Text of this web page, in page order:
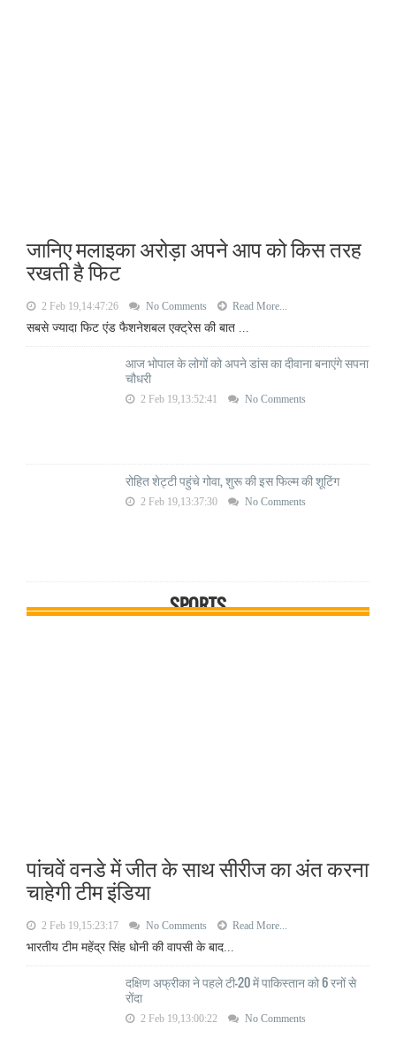
जानिए मलाइका अरोड़ा अपने आप को किस तरह
रखती है फिट
2 Feb 19,14:47:26 No Comments Read More...
सबसे ज्यादा फिट एंड फैशनेशबल एक्ट्रेस की बात ...
आज भोपाल के लोगों को अपने डांस का दीवाना बनाएंगे सपना
चौधरी
2 Feb 19,13:52:41 No Comments
रोहित शेट्टी पहुंचे गोवा, शुरू की इस फिल्म की शूटिंग
2 Feb 19,13:37:30 No Comments
SPORTS
पांचवें वनडे में जीत के साथ सीरीज का अंत करना
चाहेगी टीम इंडिया
2 Feb 19,15:23:17 No Comments Read More...
भारतीय टीम महेंद्र सिंह धोनी की वापसी के बाद...
दक्षिण अफ्रीका ने पहले टी-20 में पाकिस्तान को 6 रनों से
रोंदा
2 Feb 19,13:00:22 No Comments